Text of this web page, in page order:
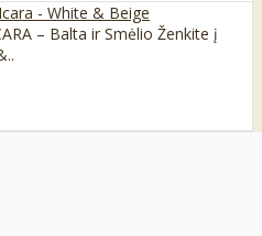
- White & Beige
– Balta ir Smėlio Ženkite į